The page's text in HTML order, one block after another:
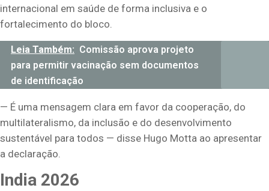
internacional em saúde de forma inclusiva e o
fortalecimento do bloco.
Leia Também: Comissão aprova projeto
para permitir vacinação sem documentos
de identificação
— É uma mensagem clara em favor da cooperação, do
multilateralismo, da inclusão e do desenvolvimento
sustentável para todos — disse Hugo Motta ao apresentar
a declaração.
India 2026